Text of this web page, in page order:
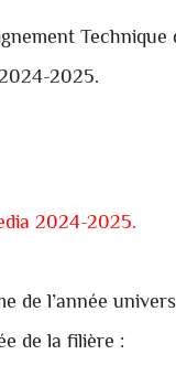
2025.
2024-2025.
de l’année
de la filière :